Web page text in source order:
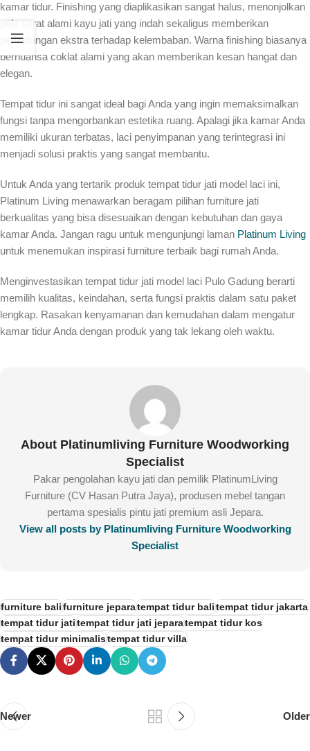
kamar tidur. Finishing yang diaplikasikan sangat halus, menonjolkan
pola serat alami kayu jati yang indah sekaligus memberikan
perlindungan ekstra terhadap kelembaban. Warna finishing biasanya
bernuansa coklat alami yang akan memberikan kesan hangat dan
elegan.
Tempat tidur ini sangat ideal bagi Anda yang ingin memaksimalkan
fungsi tanpa mengorbankan estetika ruang. Apalagi jika kamar Anda
memiliki ukuran terbatas, laci penyimpanan yang terintegrasi ini
menjadi solusi praktis yang sangat membantu.
Untuk Anda yang tertarik produk tempat tidur jati model laci ini,
Platinum Living menawarkan beragam pilihan furniture jati
berkualitas yang bisa disesuaikan dengan kebutuhan dan gaya
kamar Anda. Jangan ragu untuk mengunjungi laman Platinum Living
untuk menemukan inspirasi furniture terbaik bagi rumah Anda.
Menginvestasikan tempat tidur jati model laci Pulo Gadung berarti
memilih kualitas, keindahan, serta fungsi praktis dalam satu paket
lengkap. Rasakan kenyamanan dan kemudahan dalam mengatur
kamar tidur Anda dengan produk yang tak lekang oleh waktu.
About Platinumliving Furniture Woodworking
Specialist
Pakar pengolahan kayu jati dan pemilik PlatinumLiving
Furniture (CV Hasan Putra Jaya), produsen mebel tangan
pertama spesialis pintu jati premium asli Jepara.
View all posts by Platinumliving Furniture Woodworking
Specialist
furniture bali furniture jeparatempat tidur bali tempat tidur jakarta
tempat tidur jati tempat tidur jati jeparatempat tidur kos
tempat tidur minimalistempat tidur villa
Newer Older